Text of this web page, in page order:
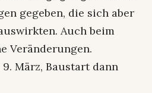
gegeben, die sich aber
Auch beim
Veränderungen.
März, Baustart dann